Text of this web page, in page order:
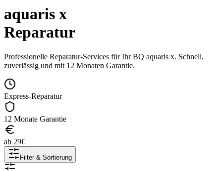
aquaris x
Reparatur
Professionelle Reparatur-Services für IhrBQ aquaris x. Schnell,
zuverlässig und mit 12 Monaten Garantie.
Express-Reparatur
12 Monate Garantie
ab 29€
Filter & Sortierung